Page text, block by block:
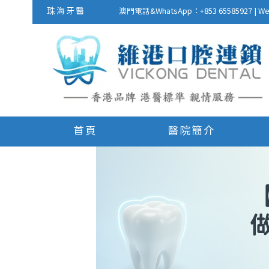
珠海牙醫 澳門電話&WhatsApp：+853 65585927 |
首頁 醫院簡介